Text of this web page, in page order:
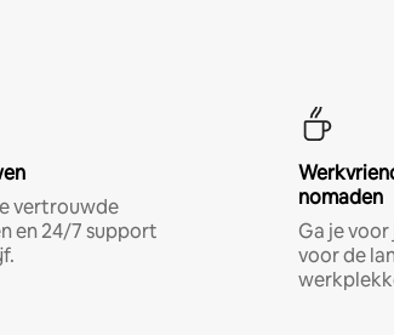
vertrouwde
en 24/7 support
nomaden
Ga je
voor de